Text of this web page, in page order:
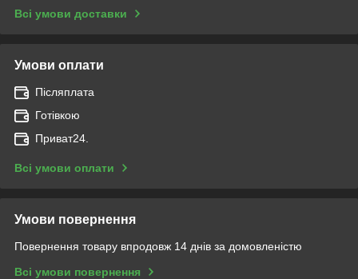
Всі умови доставки
Умови оплати
Післяплата
Готівкою
Приват24.
Всі умови оплати
Умови повернення
Повернення товару впродовж 14 днів за домовленістю
Всі умови повернення